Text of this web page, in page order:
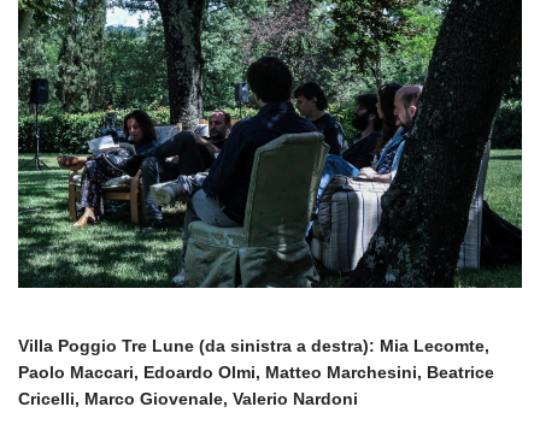
Villa Poggio Tre Lune (da sinistra a destra): Mia Lecomte,
Paolo Maccari, Edoardo Olmi, Matteo Marchesini, Beatrice
Cricelli, Marco Giovenale, Valerio Nardoni